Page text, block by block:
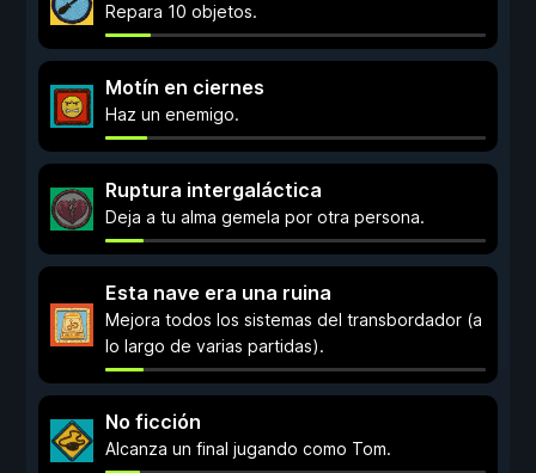
Repara 10 objetos.
Motín en ciernes
Haz un enemigo.
Ruptura intergaláctica
Deja a tu alma gemela por otra persona.
Esta nave era una ruina
Mejora todos los sistemas del transbordador (a
lo largo de varias partidas).
No ficción
Alcanza un final jugando como Tom.